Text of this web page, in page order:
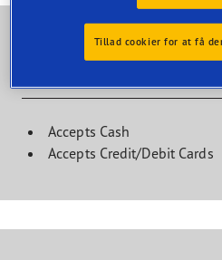
Accepts Cash
Accepts Credit/Debit Cards
Tillad cookier for at få